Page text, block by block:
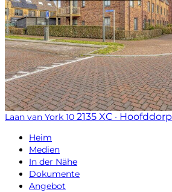
Laan van York 10 2135 XC · Hoofddorp
Heim
Medien
In der Nähe
Dokumente
Angebot